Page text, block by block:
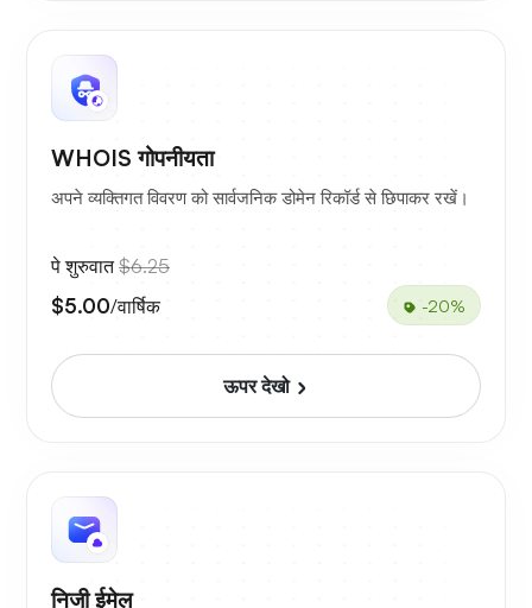
WHOIS गोपनीयता
अपने व्यक्तिगत विवरण को सार्वजनिक डोमेन रिकॉर्ड से छिपाकर रखें।
पे शुरुवात$6.25
$5.00/वार्षिक -20%
ऊपर देखो
निजी ईमेल